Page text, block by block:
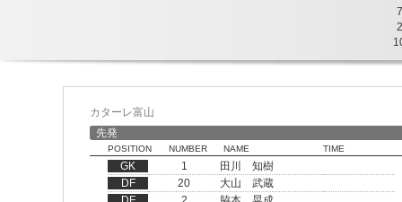
7
2
カターレ富山
先発
POSITION NUMBER NAME TIME
GK 1
田川 知樹
DF
20
大山 武蔵